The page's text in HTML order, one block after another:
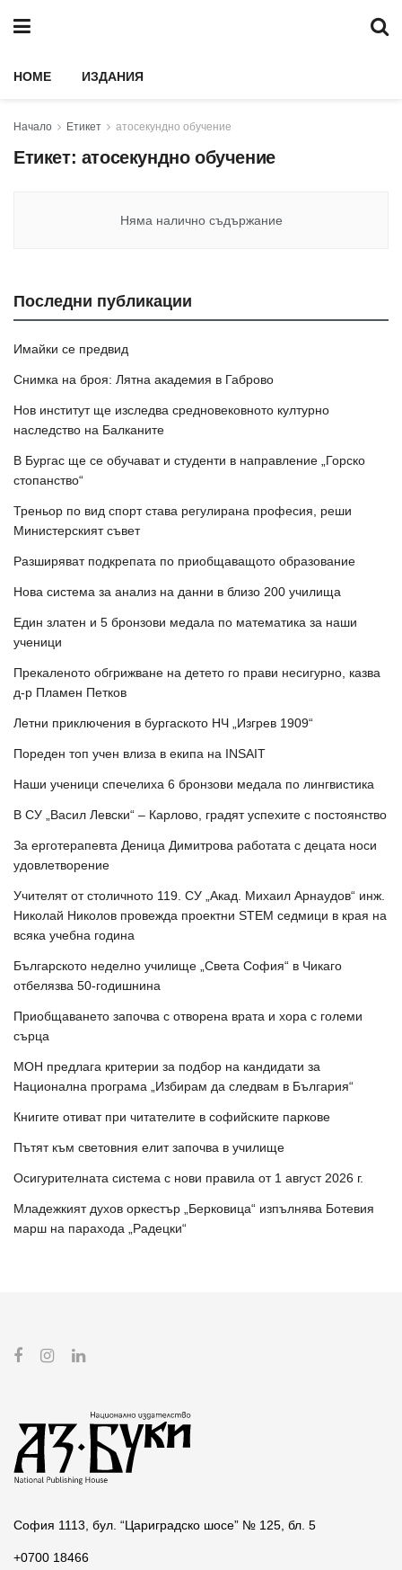
HOME ИЗДАНИЯ
Начало Етикет атосекундно обучение
Етикет: атосекундно обучение
Няма налично съдържание
Последни публикации
Имайки се предвид
Снимка на броя: Лятна академия в Габрово
Нов институт ще изследва средновековното културно
наследство на Балканите
В Бургас ще се обучават и студенти в направление „Горско
стопанство“
Треньор по вид спорт става регулирана професия, реши
Министерският съвет
Разширяват подкрепата по приобщаващото образование
Нова система за анализ на данни в близо 200 училища
Един златен и 5 бронзови медала по математика за наши
ученици
Прекаленото обгрижване на детето го прави несигурно, казва
д-р Пламен Петков
Летни приключения в бургаското НЧ „Изгрев 1909“
Пореден топ учен влиза в екипа на INSAIT
Наши ученици спечелиха 6 бронзови медала по лингвистика
В СУ „Васил Левски“ – Карлово, градят успехите с постоянство
За ерготерапевта Деница Димитрова работата с децата носи
удовлетворение
Учителят от столичното 119. СУ „Акад. Михаил Арнаудов“ инж.
Николай Николов провежда проектни STEM седмици в края на
всяка учебна година
Българското неделно училище „Света София“ в Чикаго
отбелязва 50-годишнина
Приобщаването започва с отворена врата и хора с големи
сърца
МОН предлага критерии за подбор на кандидати за
Национална програма „Избирам да следвам в България“
Книгите отиват при читателите в софийските паркове
Пътят към световния елит започва в училище
Осигурителната система с нови правила от 1 август 2026 г.
Младежкият духов оркестър „Берковица“ изпълнява Ботевия
марш на парахода „Радецки“
София 1113, бул. “Цариградско шосе” № 125, бл. 5
+0700 18466